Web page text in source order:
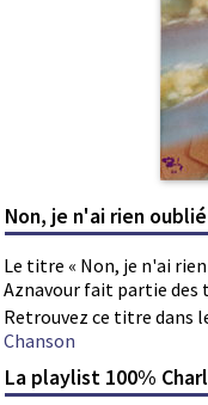
Non, je n'ai rien
Le titre « Non, je n'ai
Aznavour fait partie des
Retrouvez ce titre dans
Chanson
La playlist 100%